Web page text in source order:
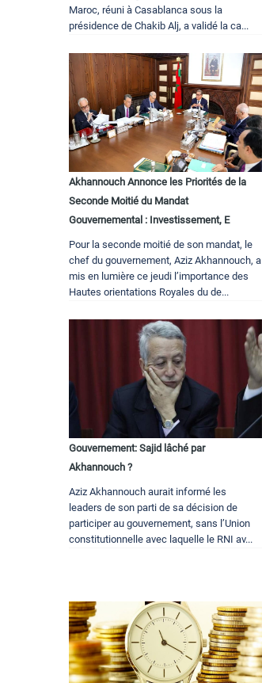
Maroc, réuni à Casablanca sous la
présidence de Chakib Alj, a validé la ca...
Akhannouch Annonce les Priorités de la
Seconde Moitié du Mandat
Gouvernemental : Investissement, E
Pour la seconde moitié de son mandat, le
chef du gouvernement, Aziz Akhannouch, a
mis en lumière ce jeudi l’importance des
Hautes orientations Royales du de...
Gouvernement: Sajid lâché par
Akhannouch ?
Aziz Akhannouch aurait informé les
leaders de son parti de sa décision de
participer au gouvernement, sans l’Union
constitutionnelle avec laquelle le RNI av...